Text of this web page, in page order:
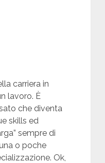
carriera in
lavoro. È
che diventa
skills ed
sempre di
o poche
Ok,